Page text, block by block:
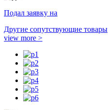
Подал заявку на
Другие сопутствующие товары
view more >